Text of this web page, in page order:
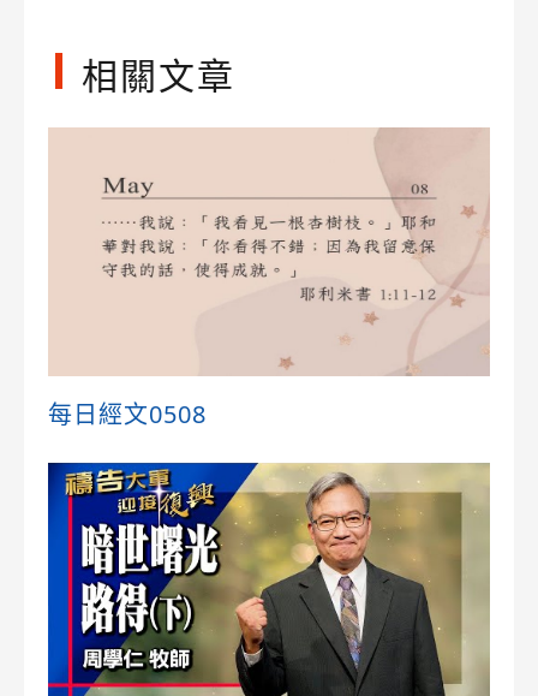
相關文章
每日經文0508